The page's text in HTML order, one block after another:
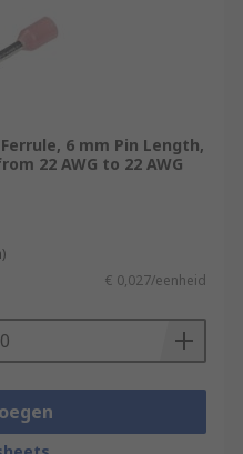
6 mm Pin Length,
22 AWG to 22 AWG
€ 0,027/eenheid